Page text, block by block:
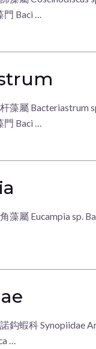
門 Baci …
藻屬 Bacteriastrum
門 Baci …
藻屬 Eucampia sp.
鈎蝦科 Synopiidae
…